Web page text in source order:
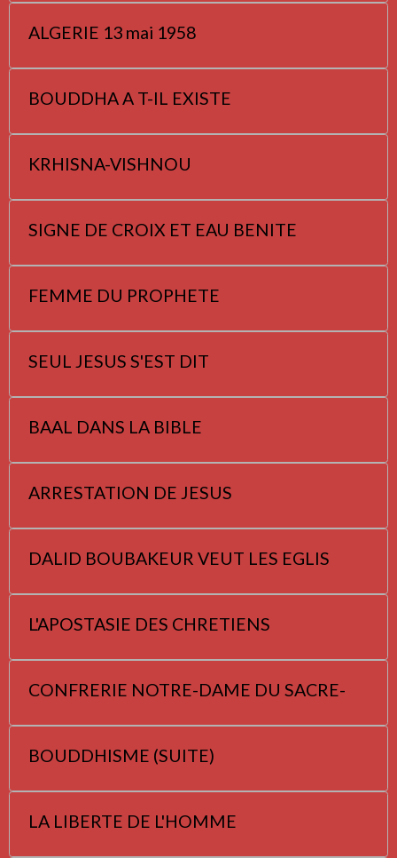
ALGERIE 13 mai 1958
BOUDDHA A T-IL EXISTE
KRHISNA-VISHNOU
SIGNE DE CROIX ET EAU BENITE
FEMME DU PROPHETE
SEUL JESUS S'EST DIT
BAAL DANS LA BIBLE
ARRESTATION DE JESUS
DALID BOUBAKEUR VEUT LES EGLIS
L'APOSTASIE DES CHRETIENS
CONFRERIE NOTRE-DAME DU SACRE-
BOUDDHISME (SUITE)
LA LIBERTE DE L'HOMME